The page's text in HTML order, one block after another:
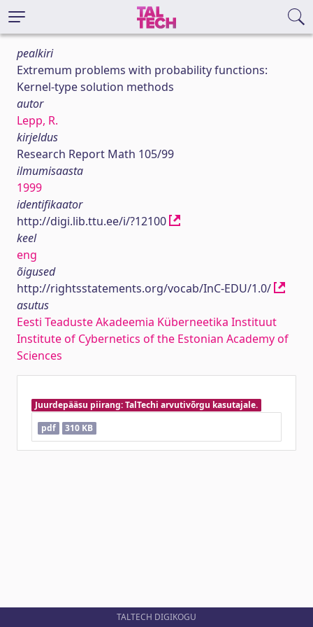
pealkiri
Extremum problems with probability functions:
Kernel-type solution methods
autor
Lepp, R.
kirjeldus
Research Report Math 105/99
ilmumisaasta
1999
identifikaator
http://digi.lib.ttu.ee/i/?12100
keel
eng
õigused
http://rightsstatements.org/vocab/InC-EDU/1.0/
asutus
Eesti Teaduste Akadeemia Küberneetika Instituut
Institute of Cybernetics of the Estonian Academy of
Sciences
Juurdepääsu piirang: TalTechi arvutivõrgu kasutajale.
pdf
310 KB
TALTECH DIGIKOGU